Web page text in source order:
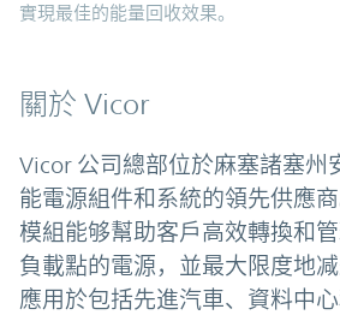
實現最佳的能量回收效果。
關於 Vicor
Vicor 公司總部位於麻塞諸塞州
能電源組件和系統的領先供應
模組能够幫助客戶高效轉換和
負載點的電源，並最大限度地减
應用於包括先進汽車、資料中